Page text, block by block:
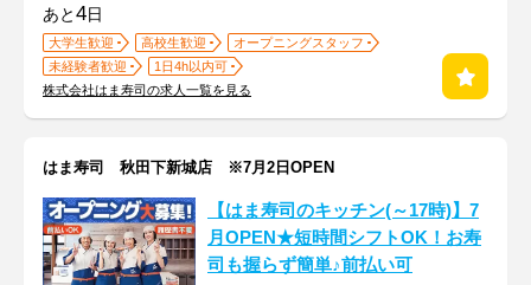
あと4日
大学生歓迎 高校生歓迎
オープニングスタッフ
未経験者歓迎
1日4h以内可
株式会社はま寿司の求人一覧を見る
はま寿司 秋田下新城店 ※7月2日OPEN
【はま寿司のキッチン(～17時)】7
月OPEN★短時間シフトOK！お寿
司も握らず簡単♪前払い可